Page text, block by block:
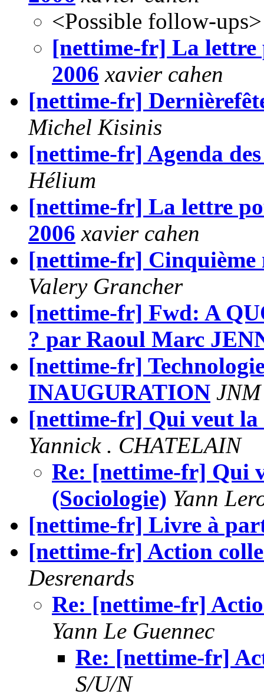
<Possible follow-ups>
[nettime-fr] La lettre
2006 xavier cahen
[nettime-fr]
Michel Kisinis
[nettime-fr] Agenda
Hélium
[nettime-fr] La lettre
2006 xavier cahen
[nettime-fr] Cinquième
Valery Grancher
[nettime-fr] Fwd: A
? par Raoul Marc
[nettime-fr]
INAUGURATION JNM
[nettime-fr] Qui veut
Yannick . CHATELAIN
Re: [nettime-fr] Qui
(Sociologie) Yann
[nettime-fr] Livre à
[nettime-fr] Action
Desrenards
Re: [nettime-fr]
Yann Le Guennec
Re: [nettime-fr]
S/U/N